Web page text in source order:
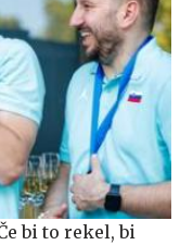
bi to rekel, bi